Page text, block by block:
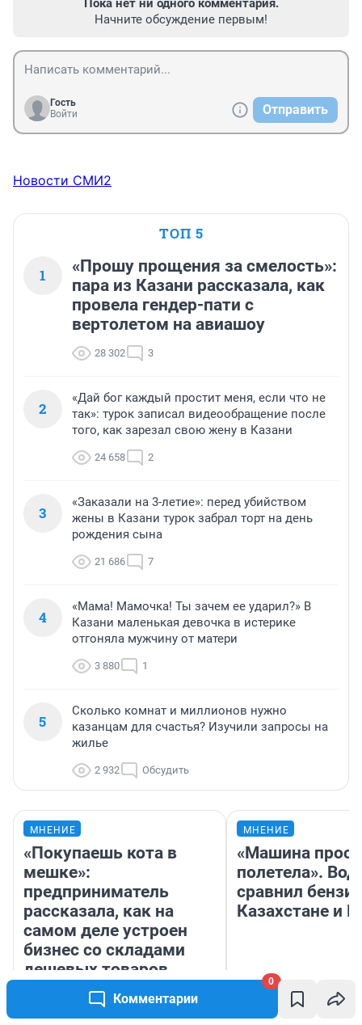
Комментарии
0
Пока нет ни одного комментария.
Начните обсуждение первым!
Гость
Войти
Отправить
Новости СМИ2
ТОП 5
1
«Прошу прощения за смелость»:
пара из Казани рассказала, как
провела гендер-пати с
вертолетом на авиашоу
28 302 3
2
«Дай бог каждый простит меня, если что не
так»: турок записал видеообращение после
того, как зарезал свою жену в Казани
24 658 2
3
«Заказали на 3-летие»: перед убийством
жены в Казани турок забрал торт на день
рождения сына
21 686 7
4
«Мама! Мамочка! Ты зачем ее ударил?» В
Казани маленькая девочка в истерике
отгоняла мужчину от матери
3 880 1
5
Сколько комнат и миллионов нужно
казанцам для счастья? Изучили запросы на
жилье
2 932 Обсудить
МНЕНИЕ
«Покупаешь кота в
мешке»:
предприниматель
рассказала, как на
самом деле устроен
бизнес со складами
дешевых товаров
Наталья Шорохова
МНЕНИЕ
«Машина
полетела».
сравнил
Казахстане и